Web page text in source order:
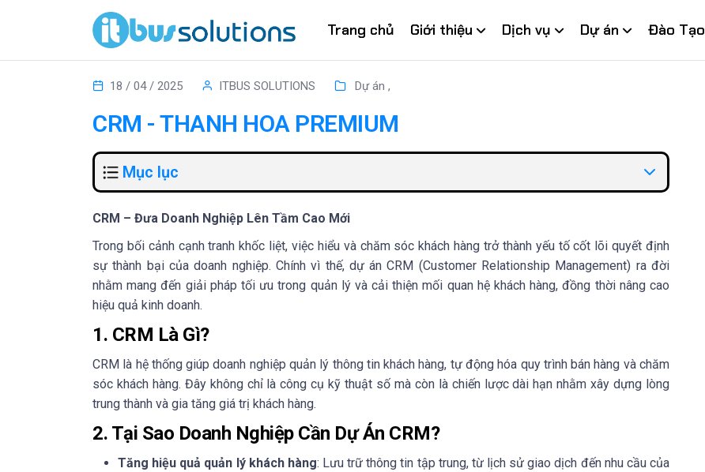
Trang chủ Giới thiệu Dịch vụ Dự án Đào Tạo
18 / 04 / 2025 ITBUS SOLUTIONS Dự án ,
CRM - THANH HOA PREMIUM
Mục lục
CRM – Đưa Doanh Nghiệp Lên Tầm Cao Mới
Trong bối cảnh cạnh tranh khốc liệt, việc hiểu và chăm sóc khách hàng trở thành yếu tố cốt lõi quyết định
sự thành bại của doanh nghiệp. Chính vì thế, dự án CRM (Customer Relationship Management) ra đời
nhằm mang đến giải pháp tối ưu trong quản lý và cải thiện mối quan hệ khách hàng, đồng thời nâng cao
hiệu quả kinh doanh.
1. CRM Là Gì?
CRM là hệ thống giúp doanh nghiệp quản lý thông tin khách hàng, tự động hóa quy trình bán hàng và chăm
sóc khách hàng. Đây không chỉ là công cụ kỹ thuật số mà còn là chiến lược dài hạn nhằm xây dựng lòng
trung thành và gia tăng giá trị khách hàng.
2. Tại Sao Doanh Nghiệp Cần Dự Án CRM?
Tăng hiệu quả quản lý khách hàng: Lưu trữ thông tin tập trung, từ lịch sử giao dịch đến nhu cầu của